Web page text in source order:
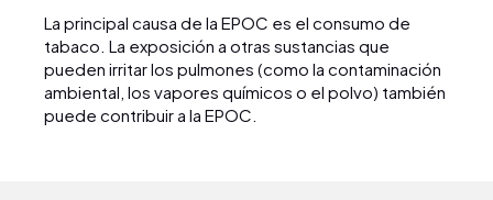
La principal causa de la EPOC es el consumo de
tabaco. La exposición a otras sustancias que
pueden irritar los pulmones (como la contaminación
ambiental, los vapores químicos o el polvo) también
puede contribuir a la EPOC.